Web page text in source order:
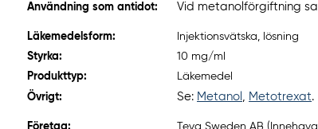
e
Användning som antidot:
Vid metanolförgiftning
Läkemedelsform:
Injektionsvätska, lösning
Styrka:
10 mg/ml
Produkttyp:
Läkemedel
Övrigt:
Se: Metanol , Metotrexat.